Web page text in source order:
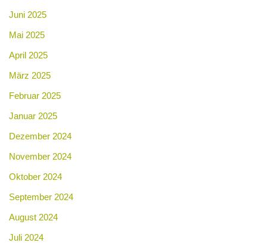
Juni 2025
Mai 2025
April 2025
März 2025
Februar 2025
Januar 2025
Dezember 2024
November 2024
Oktober 2024
September 2024
August 2024
Juli 2024